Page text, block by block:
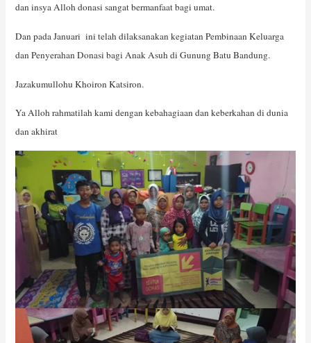
dan insya Alloh donasi sangat bermanfaat bagi umat.
Dan pada Januari ini telah dilaksanakan kegiatan Pembinaan Keluarga
dan Penyerahan Donasi bagi Anak Asuh di Gunung Batu Bandung.
Jazakumullohu Khoiron Katsiron.
Ya Alloh rahmatilah kami dengan kebahagiaan dan keberkahan di dunia
dan akhirat